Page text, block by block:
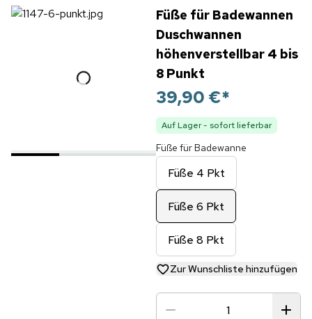
Füße für Badewannen
Duschwannen
höhenverstellbar 4 bis
8 Punkt
39,90 €*
Auf Lager - sofort lieferbar
Füße für Badewanne
Füße 4 Pkt
Füße 6 Pkt
Füße 8 Pkt
Zur Wunschliste hinzufügen